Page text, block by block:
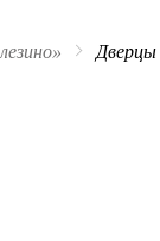
Дверцы